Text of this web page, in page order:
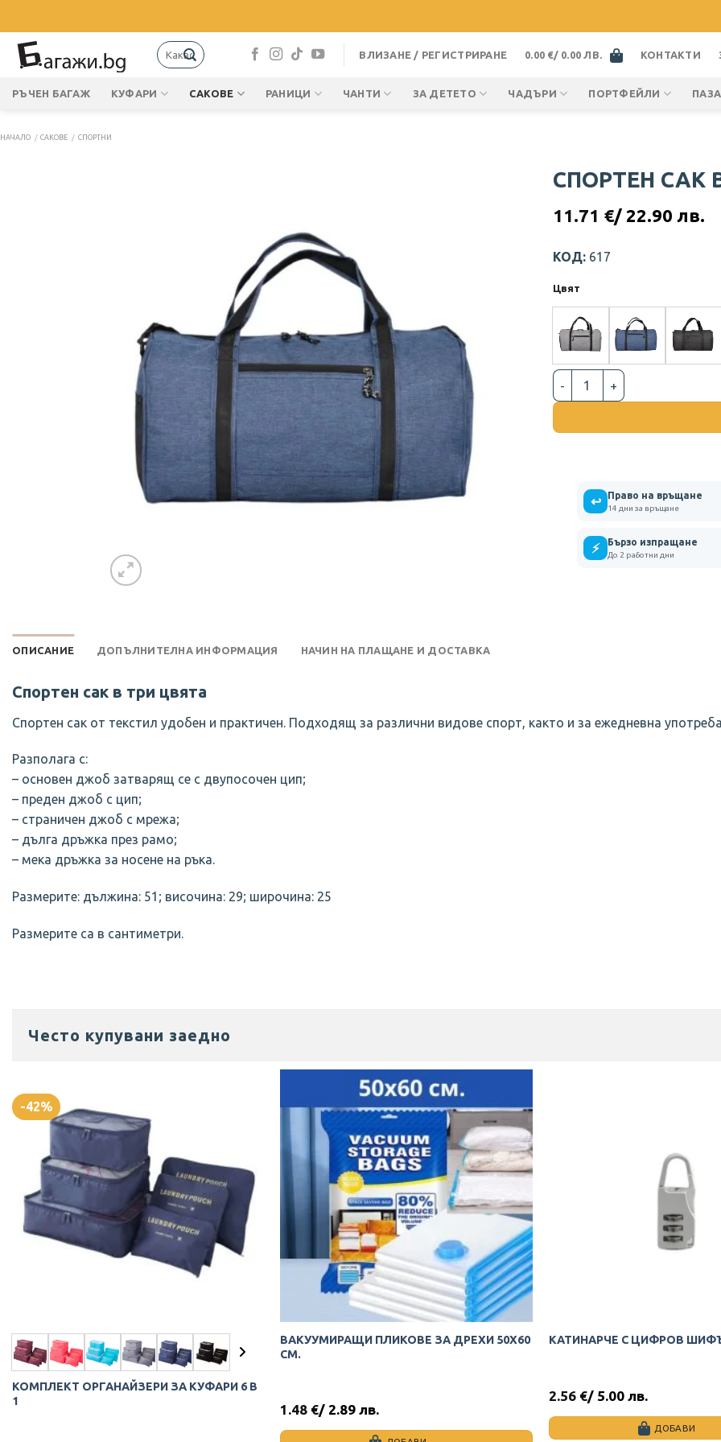
to
content
Търсене
за:
ВЛИЗАНЕ / РЕГИСТРИРАНЕ 0.00 €/ 0.00 ЛВ. КОНТАКТИ
РЪЧЕН БАГАЖ КУФАРИ САКОВЕ РАНИЦИ ЧАНТИ ЗА ДЕТЕТО ЧАДЪРИ ПОРТФЕЙЛИ
НАЧАЛО / САКОВЕ / СПОРТНИ
СПОРТЕН САК
11.71 €/ 22.90 лв.
КОД: 617
Цвят
количество за СПОРТЕН
↩ Право на връщане
14 дни за връщане
⚡ Бързо изпращане
До 2 работни дни
ОПИСАНИЕ ДОПЪЛНИТЕЛНА ИНФОРМАЦИЯ НАЧИН НА ПЛАЩАНЕ И ДОСТАВКА
Спортен сак в три цвята
Спортен сак от текстил удобен и практичен. Подходящ за различни видове спорт, както и за ежедневна
Разполага с:
– основен джоб затварящ се с двупосочен цип;
– преден джоб с цип;
– страничен джоб с мрежа;
– дълга дръжка през рамо;
– мека дръжка за носене на ръка.
Размерите: дължина: 51; височина: 29; широчина: 25
Размерите са в сантиметри.
Често купувани заедно
-42%
КОМПЛЕКТ ОРГАНАЙЗЕРИ ЗА КУФАРИ 6 В
1
ВАКУУМИРАЩИ ПЛИКОВЕ ЗА ДРЕХИ 50Х60
СМ.
1.48 €/ 2.89 лв.
КАТИНАРЧЕ С ЦИФРОВ
2.56 €/ 5.00 лв.
ДОБАВИ